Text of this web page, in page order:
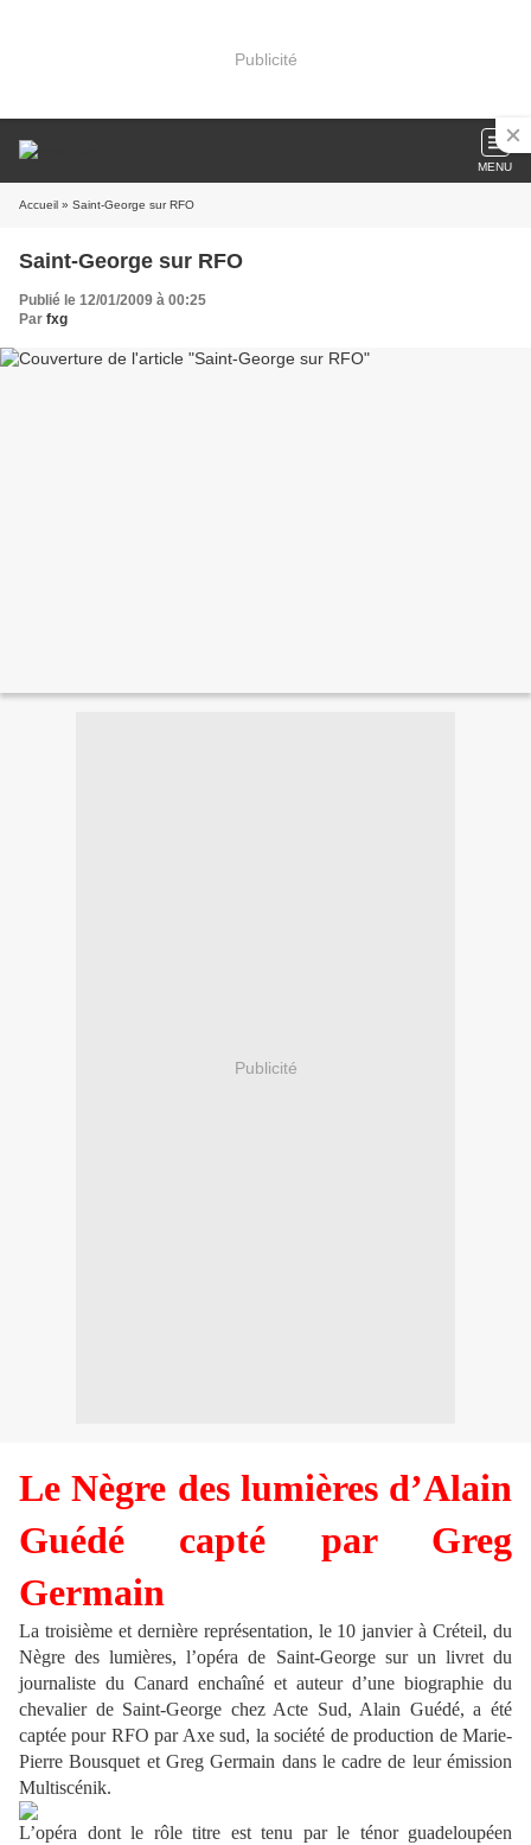
Publicité
MENU
Accueil » Saint-George sur RFO
Saint-George sur RFO
Publié le 12/01/2009 à 00:25
Par fxg
Publicité
Le Nègre des lumières d’Alain
Guédé capté par Greg
Germain
La troisième et dernière représentation, le 10 janvier à Créteil, du
Nègre des lumières, l’opéra de Saint-George sur un livret du
journaliste du Canard enchaîné et auteur d’une biographie du
chevalier de Saint-George chez Acte Sud, Alain Guédé, a été
captée pour RFO par Axe sud, la société de production de Marie-
Pierre Bousquet et Greg Germain dans le cadre de leur émission
Multiscénik.
L’opéra dont le rôle titre est tenu par le ténor guadeloupéen